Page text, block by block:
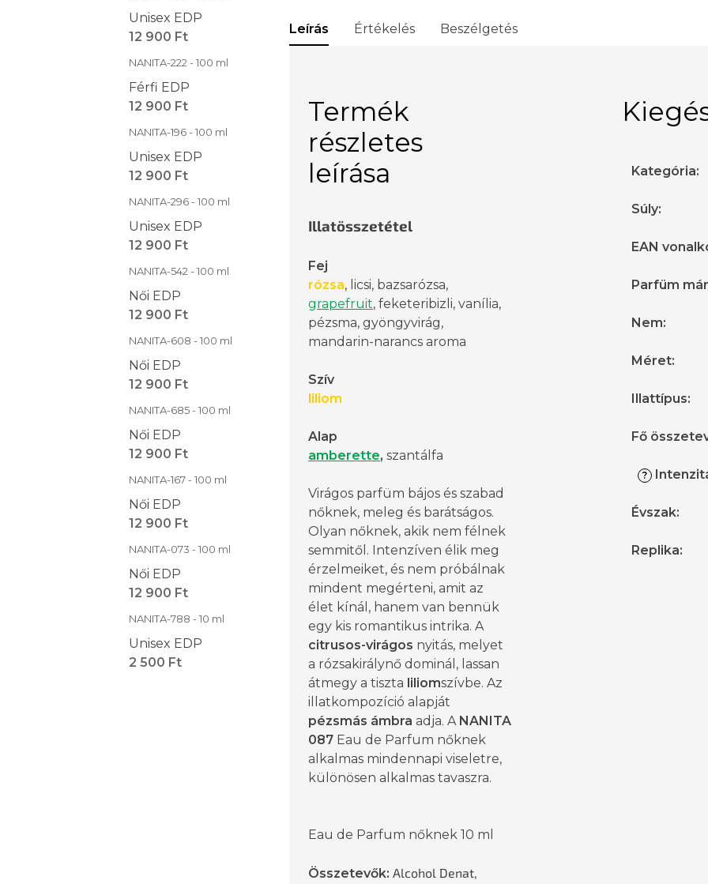
Unisex EDP
12 900 Ft
NANITA-222 - 100 ml
Férfi EDP
12 900 Ft
NANITA-196 - 100 ml
Unisex EDP
12 900 Ft
NANITA-296 - 100 ml
Unisex EDP
12 900 Ft
NANITA-542 - 100 ml
Női EDP
12 900 Ft
NANITA-608 - 100 ml
Női EDP
12 900 Ft
NANITA-685 - 100 ml
Női EDP
12 900 Ft
NANITA-167 - 100 ml
Női EDP
12 900 Ft
NANITA-073 - 100 ml
Női EDP
12 900 Ft
NANITA-788 - 10 ml
Unisex EDP
2 500 Ft
Leírás Értékelés Beszélgetés
Termék
részletes
leírása
Illatösszetétel
Fej
rózsa, licsi, bazsarózsa,
grapefruit, feketeribizli, vanília,
pézsma, gyöngyvirág,
mandarin-narancs aroma
Szív
liliom
Alap
amberette, szantálfa
Virágos parfüm bájos és szabad
nőknek, meleg és barátságos.
Olyan nőknek, akik nem félnek
semmitől. Intenzíven élik meg
érzelmeiket, és nem próbálnak
mindent megérteni, amit az
élet kínál, hanem van bennük
egy kis romantikus intrika. A
citrusos-virágos nyitás, melyet
a rózsakirálynő dominál, lassan
átmegy a tiszta liliomszívbe. Az
illatkompozíció alapját
pézsmás ámbra adja. A NANITA
087 Eau de Parfum nőknek
alkalmas mindennapi viseletre,
különösen alkalmas tavaszra.
Eau de Parfum nőknek 10 ml
Összetevők: Alcohol Denat,
Kategória:
Súly:
EAN
Parfüm
Nem:
Méret:
Illattípus:
Fő
?
Évszak:
Replika: